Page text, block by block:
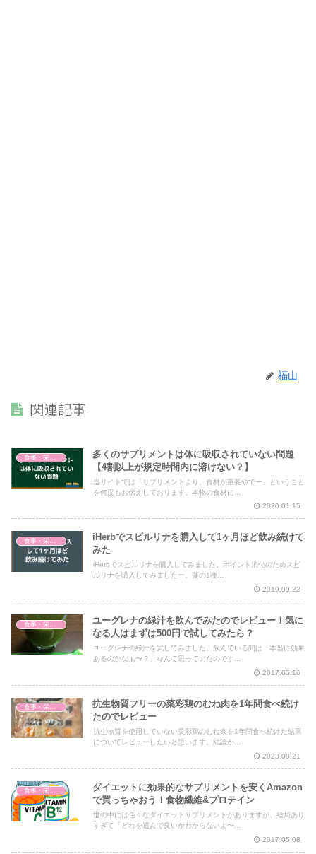
福山
関連記事
多くのサプリメントは体に吸収されていない問題
【4割以上が規定時間内に溶けない？】
当サイトでは「サプリメントより、食材が重要やでー」ということ
を何度もお伝えしております。本物の食材に...
2020.01.15
iHerbでスピルリナを購入して1ヶ月ほど飲み続けて
みた
iHerbでスピルリナを購入してみました。ポイント消化のためスピ
ルリナを購入してみましたー。藻の1種...
2019.09.22
ユーグレナの緑汁を飲んでみたのでレビュー！気に
なる人はまずは500円で試してみたら？
ユーグレナの緑汁を試してみました。飲んでいる間は「本当に効果
あるのかなぁ〜？」なんて思っていたのです...
2017.05.16
食事・栄養・サプリ
抗生物質フリーの菜彩鶏のむね肉を1年間食べ続け
たのでレビュー
抗生物質を使用していない菜彩鶏のむね肉を1年間食べ続けた結果
についてレビューしたいと思います。結論か...
2023.08.21
食事・栄養・サプリ
ダイエットに効果的なサプリメントを安くAmazon
で買っちゃおう！食物繊維&プロテイン
世の中には色々なダイエットサプリメントがありますが、結局あり
すぎて「どれを選んで良いかわからないよ〜...
2017.05.08